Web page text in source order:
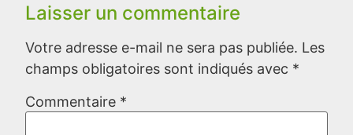
Laisser un commentaire
Votre adresse e-mail ne sera pas publiée. Les
champs obligatoires sont indiqués avec *
Commentaire *